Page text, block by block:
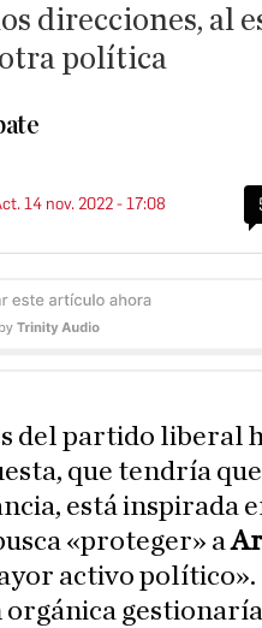
direcciones, al
política
14 nov. 2022 - 17:08
del partido liberal
que tendría
está inspirada
«proteger» a
activo político».